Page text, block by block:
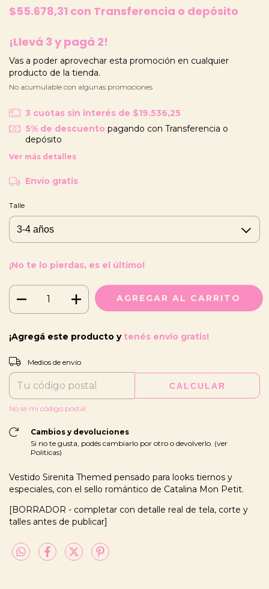
$55.678,31 con Transferencia o depósito
¡Llevá 3 y pagá 2!
Vas a poder aprovechar esta promoción en cualquier
producto de la tienda.
No acumulable con algunas promociones
3 cuotas sin interés de $19.536,25
5% de descuento pagando con Transferencia o
depósito
Ver más detalles
Envío gratis
Talle
¡No te lo pierdas, es el último!
¡Agregá este producto y tenés envío gratis!
Entregas para el CP:
Medios de envío
CALCULAR
No sé mi código postal
Cambios y devoluciones
Si no te gusta, podés cambiarlo por otro o devolverlo. (ver
Politicas)
Vestido Sirenita Themed pensado para looks tiernos y
especiales, con el sello romántico de Catalina Mon Petit.
[BORRADOR - completar con detalle real de tela, corte y
talles antes de publicar]